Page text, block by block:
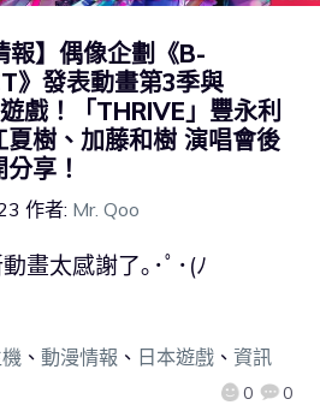
報】偶像企劃《B-
》發表動畫第3季與
戲！「THRIVE」豐永利
夏樹、加藤和樹 演唱會後
享！
作者: Mr. Qoo
0 0
畫太感謝了｡･ﾟ･(ﾉ
、 動漫情報 、 日本遊戲、 資訊